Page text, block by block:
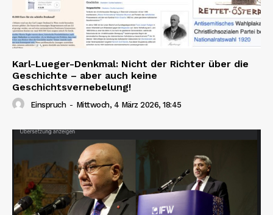
Karl-Lueger-Denkmal: Nicht der Richter über die
Geschichte – aber auch keine
Geschichtsvernebelung!
Einspruch - Mittwoch, 4 März 2026, 18:45